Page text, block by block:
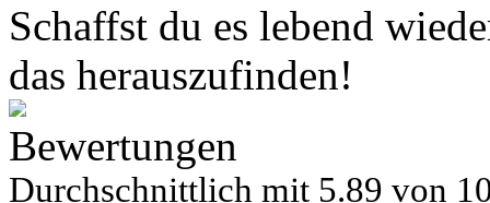
Schaffst du es lebend
das herauszufinden!
Bewertungen
Durchschnittlich mit 5.89 von